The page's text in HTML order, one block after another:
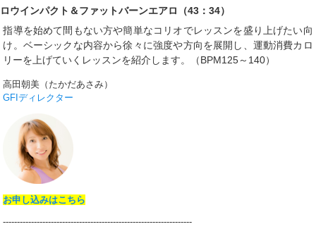
ロウインパクト＆ファットバーンエアロ（43：34）
指導を始めて間もない方や簡単なコリオでレッスンを盛り上げたい向
け。ベーシックな内容から徐々に強度や方向を展開し、運動消費カロ
リーを上げていくレッスンを紹介します。（BPM125～140）
高田朝美（たかだあさみ）
GFIディレクター
お申し込みはこちら
-------------------------------------------------------------------